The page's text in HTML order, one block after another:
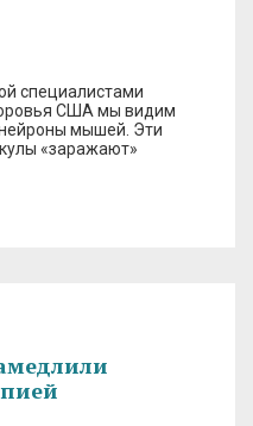
специалистами
США мы видим
мышей. Эти
«заражают»